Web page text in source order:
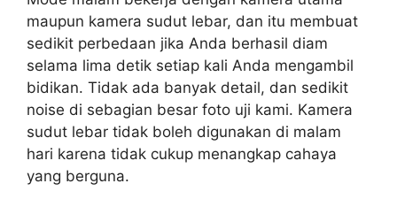
maupun kamera sudut lebar, dan itu membuat
sedikit perbedaan jika Anda berhasil diam
selama lima detik setiap kali Anda mengambil
bidikan. Tidak ada banyak detail, dan sedikit
noise di sebagian besar foto uji kami. Kamera
sudut lebar tidak boleh digunakan di malam
hari karena tidak cukup menangkap cahaya
yang berguna.